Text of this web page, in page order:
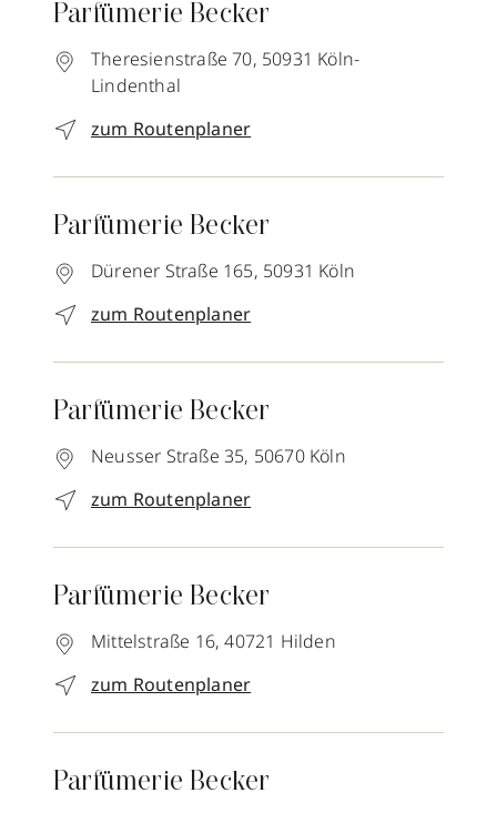
Parfümerie Becker
Theresienstraße 70, 50931 Köln-
Lindenthal
zum Routenplaner
Parfümerie Becker
Dürener Straße 165, 50931 Köln
zum Routenplaner
Parfümerie Becker
Neusser Straße 35, 50670 Köln
zum Routenplaner
Parfümerie Becker
Mittelstraße 16, 40721 Hilden
zum Routenplaner
Parfümerie Becker